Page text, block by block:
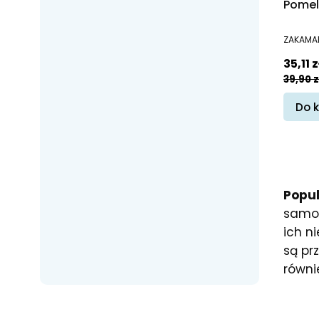
Cena
35,11
39,90
Do
ich
są